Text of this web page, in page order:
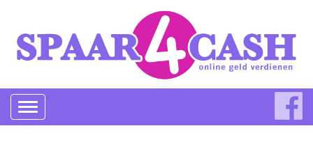
Toggle
navigation